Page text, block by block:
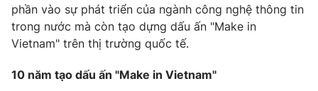
Phim VTV
Hậu trường
Nhân vật
Giải trí
Âm nhạc
Đời sống
phần vào sự phát triển của ngành công nghệ thông tin
trong nước mà còn tạo dựng dấu ấn "Make in
Vietnam" trên thị trường quốc tế.
10 năm tạo dấu ấn "Make in Vietnam"